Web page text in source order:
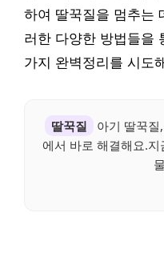
하여 딸꾹질을 멈추는
러한 다양한 방법들을
가지 완벽정리를 시도
딸꾹질
아기 딸꾹질
에서 바로 해결해요.